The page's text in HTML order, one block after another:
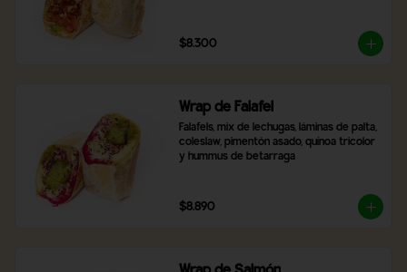
$8.300
Wrap de Falafel
Falafels, mix de lechugas, láminas de palta,
coleslaw, pimentón asado, quínoa tricolor
y hummus de betarraga
$8.890